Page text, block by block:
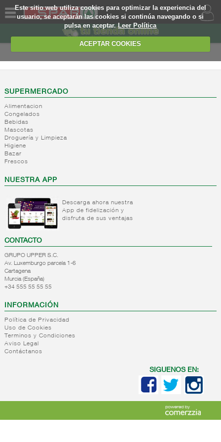
Este sitio web utiliza cookies para optimizar la experiencia del
usuario, se aceptarán las cookies si continúa navegando o si
pulsa en aceptar.Leer Política
ACEPTAR COOKIES
SOMOS
WEB
EJEMPLO
SUPERMERCADO
Alimentacion
Congelados
Bebidas
Mascotas
Droguería y Limpieza
Higiene
Bazar
Frescos
NUESTRA APP
Descarga ahora nuestra
App de fidelización y
disfruta de sus ventajas
CONTACTO
GRUPO UPPER S.C.
Av. Luxemburgo parcela 1-6
Cartagena
Murcia (España)
+34 555 55 55 55
INFORMACIÓN
Política de Privacidad
Uso de Cookies
Terminos y Condiciones
Aviso Legal
Contáctanos
SIGUENOS EN: